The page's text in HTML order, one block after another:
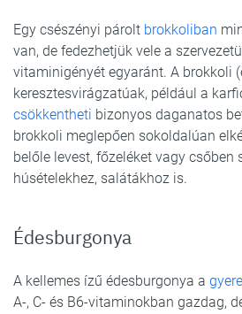
Egy csészényi párolt brokkoliban
van, de fedezhetjük vele a
vitaminigényét egyaránt. A brokkoli
keresztesvirágzatúak, például a
csökkentheti bizonyos daganatos
brokkoli meglepően sokoldalúan
belőle levest, főzeléket vagy csőben
húsételekhez, salátákhoz is.
Édesburgonya
A kellemes ízű édesburgonya a
A-, C- és B6-vitaminokban gazdag,